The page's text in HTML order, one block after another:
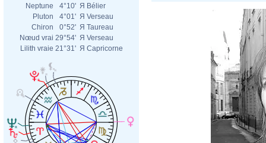
Neptune
4°10' Я Bélier
Pluton
4°01' Я Verseau
Chiron
0°52' Я Taureau
Nœud vrai 29°54' Я Verseau
Lilith vraie 21°31' Я Capricorne